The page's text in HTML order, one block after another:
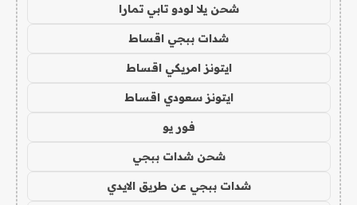
شحن يلا لودو تابي تمارا
شدات ببجي اقساط
ايتونز امريكي اقساط
ايتونز سعودي اقساط
فور يو
شحن شدات ببجي
شدات ببجي عن طريق الايدي